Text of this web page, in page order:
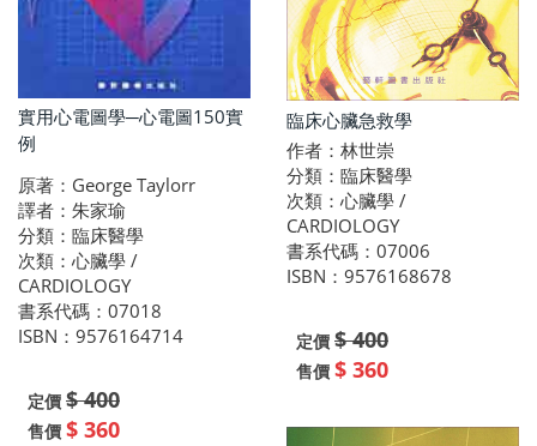
實用心電圖學─心電圖150實
例
原著：George Taylorr
譯者：朱家瑜
分類：臨床醫學
次類：心臟學 /
CARDIOLOGY
書系代碼：07018
ISBN：9576164714
定價 $ 400
售價 $ 360
臨床心臟急救學
作者：林世崇
分類：臨床醫學
次類：心臟學 /
CARDIOLOGY
書系代碼：07006
ISBN：9576168678
定價 $ 400
售價 $ 360